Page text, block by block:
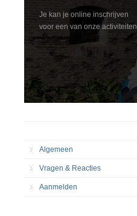
Je kan je online inschrijven
voor een van onze activiteiten.
Algemeen
Vragen & Reacties
Aanmelden